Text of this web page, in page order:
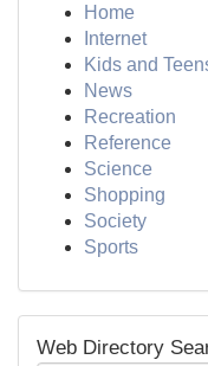
Home
Internet
Kids and
News
Recreation
Reference
Science
Shopping
Society
Sports
Web Directory